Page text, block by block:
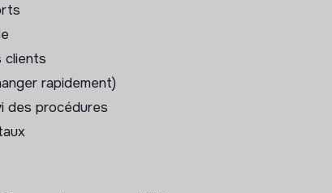
temps réel
contact à la reprise du sapin
clients
rapidement)
des procédures